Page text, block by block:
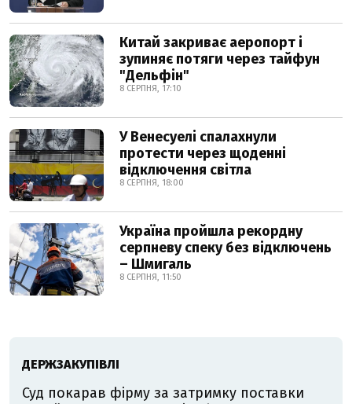
Китай закриває аеропорт і
зупиняє потяги через тайфун
"Дельфін"
8 СЕРПНЯ, 17:10
У Венесуелі спалахнули
протести через щоденні
відключення світла
8 СЕРПНЯ, 18:00
Україна пройшла рекордну
серпневу спеку без відключень
– Шмигаль
8 СЕРПНЯ, 11:50
ДЕРЖЗАКУПІВЛІ
Суд покарав фірму за затримку поставки